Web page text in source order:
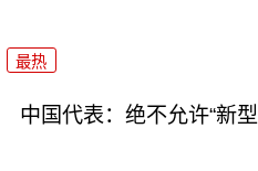
最热
中国代表：绝不允许“新